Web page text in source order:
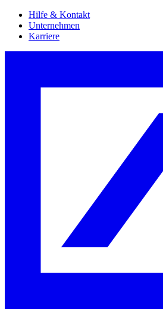
Hilfe & Kontakt
Unternehmen
Karriere